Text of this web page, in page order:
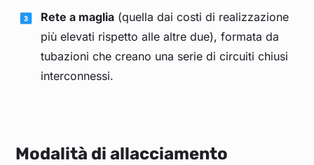
Rete a maglia (quella dai costi di realizzazione
più elevati rispetto alle altre due), formata da
tubazioni che creano una serie di circuiti chiusi
interconnessi.
Modalità di allacciamento